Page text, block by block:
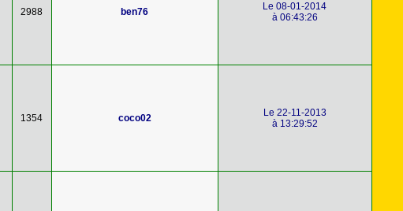
2988 ben76
Le 08-01-2014
à 06:43:26
1354 coco02
Le 22-11-2013
à 13:29:52